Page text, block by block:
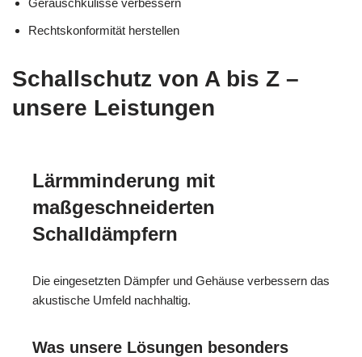
Rechtskonformität herstellen
Schallschutz von A bis Z –
unsere Leistungen
Lärmminderung mit
maßgeschneiderten
Schalldämpfern
Die eingesetzten Dämpfer und Gehäuse verbessern das
akustische Umfeld nachhaltig.
Was unsere Lösungen besonders